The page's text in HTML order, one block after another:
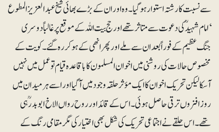
سے نسبت کا رشتہ استوار ہوگیا۔ وہ اوران کے بڑے بھائی شیخ عبدالعزیز المطوع
‘امام شہیدؒ کی دعوت سے متاثر تھے اور حج بیت اللہ کے موقع پر غالباً دوسری
جنگ عظیم کے فوراً بعد ان سے ملے اور پھر انھی کے ہوکر رہ گئے۔ کویت کے
مخصوص حالات کی روشنی میں اخوان المسلمون کا باقاعدہ قیام تو عمل میں نہیں
آسکا لیکن تحریک اخوان کا ایک مؤثر حلقہ وجود میں آگیا اور اسے ہر میدان میں
روز افزوں ترقی حاصل ہوئی۔ اس کے قائد اور روح رواں الاخ ابوبدرؒ ہی
تھے۔ اس حلقے نے اجتماعی تحریک کی شکل بھی اختیار کی مگر مقامی رنگ کے